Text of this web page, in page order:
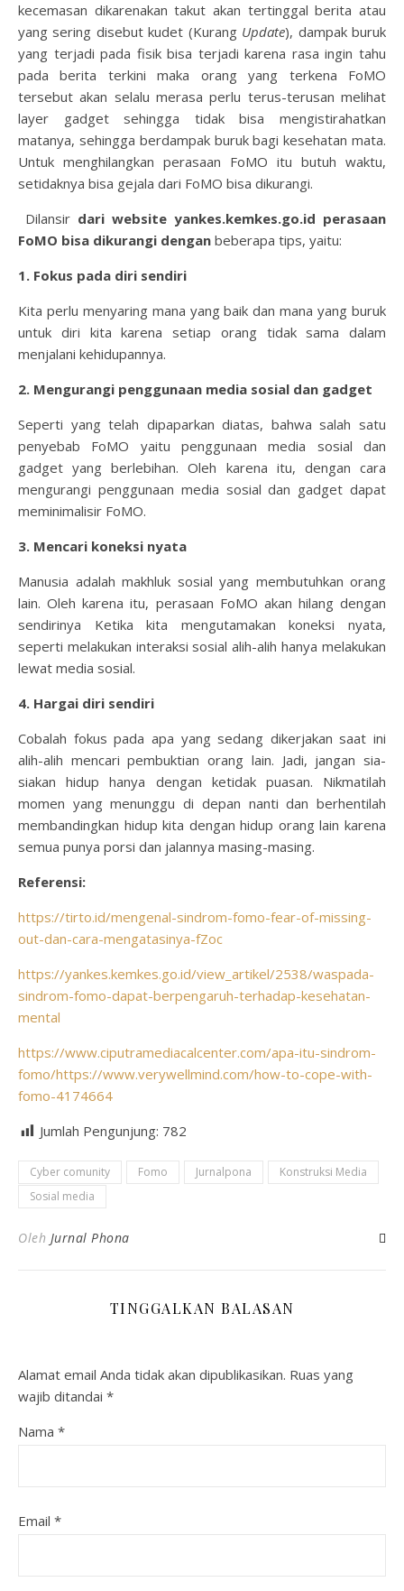
kecemasan dikarenakan takut akan tertinggal berita atau
yang sering disebut kudet (Kurang Update), dampak buruk
yang terjadi pada fisik bisa terjadi karena rasa ingin tahu
pada berita terkini maka orang yang terkena FoMO
tersebut akan selalu merasa perlu terus-terusan melihat
layer gadget sehingga tidak bisa mengistirahatkan
matanya, sehingga berdampak buruk bagi kesehatan mata.
Untuk menghilangkan perasaan FoMO itu butuh waktu,
setidaknya bisa gejala dari FoMO bisa dikurangi.
Dilansir dari website yankes.kemkes.go.id perasaan
FoMO bisa dikurangi dengan beberapa tips, yaitu:
1. Fokus pada diri sendiri
Kita perlu menyaring mana yang baik dan mana yang buruk
untuk diri kita karena setiap orang tidak sama dalam
menjalani kehidupannya.
2. Mengurangi penggunaan media sosial dan gadget
Seperti yang telah dipaparkan diatas, bahwa salah satu
penyebab FoMO yaitu penggunaan media sosial dan
gadget yang berlebihan. Oleh karena itu, dengan cara
mengurangi penggunaan media sosial dan gadget dapat
meminimalisir FoMO.
3. Mencari koneksi nyata
Manusia adalah makhluk sosial yang membutuhkan orang
lain. Oleh karena itu, perasaan FoMO akan hilang dengan
sendirinya Ketika kita mengutamakan koneksi nyata,
seperti melakukan interaksi sosial alih-alih hanya melakukan
lewat media sosial.
4. Hargai diri sendiri
Cobalah fokus pada apa yang sedang dikerjakan saat ini
alih-alih mencari pembuktian orang lain. Jadi, jangan sia-
siakan hidup hanya dengan ketidak puasan. Nikmatilah
momen yang menunggu di depan nanti dan berhentilah
membandingkan hidup kita dengan hidup orang lain karena
semua punya porsi dan jalannya masing-masing.
Referensi:
https://tirto.id/mengenal-sindrom-fomo-fear-of-missing-
out-dan-cara-mengatasinya-fZoc
https://yankes.kemkes.go.id/view_artikel/2538/waspada-
sindrom-fomo-dapat-berpengaruh-terhadap-kesehatan-
mental
https://www.ciputramediacalcenter.com/apa-itu-sindrom-
fomo/https://www.verywellmind.com/how-to-cope-with-
fomo-4174664
Jumlah Pengunjung: 782
Cyber comunity Fomo Jurnalpona
Konstruksi Media
Sosial media
Oleh Jurnal Phona
TINGGALKAN BALASAN
Alamat email Anda tidak akan dipublikasikan. Ruas yang
wajib ditandai *
Nama *
Email *